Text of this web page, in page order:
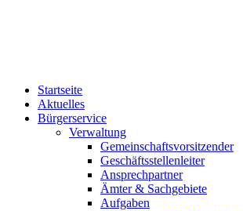
Startseite
Aktuelles
Bürgerservice
Verwaltung
Gemeinschaftsvorsitzender
Geschäftsstellenleiter
Ansprechpartner
Ämter & Sachgebiete
Aufgaben